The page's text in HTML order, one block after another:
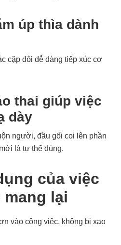
úp thìa dành
cặp đôi dễ dàng tiếp xúc cơ
thai giúp việc
dày
người, đầu gối coi lên phần
là tư thế đúng.
của việc
lại
vào công việc, không bị xao